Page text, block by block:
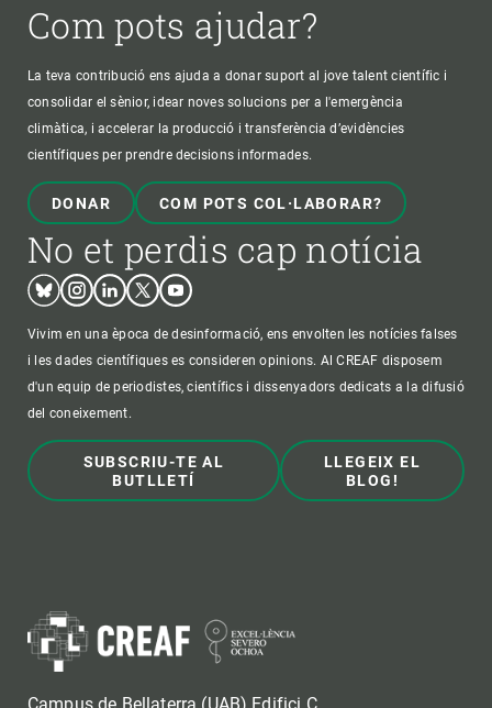
Com pots ajudar?
La teva contribució ens ajuda a donar suport al jove talent científic i
consolidar el sènior, idear noves solucions per a l'emergència
climàtica, i accelerar la producció i transferència d’evidències
científiques per prendre decisions informades.
DONAR COM POTS COL·LABORAR?
No et perdis cap notícia
BlueskyInstagram
LinkedinTwitterYoutube
Vivim en una època de desinformació, ens envolten les notícies falses
i les dades científiques es consideren opinions. Al CREAF disposem
d'un equip de periodistes, científics i dissenyadors dedicats a la difusió
del coneixement.
SUBSCRIU-TE AL
BUTLLETÍ
LLEGEIX EL
BLOG!